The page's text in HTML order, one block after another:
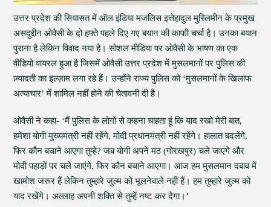
उत्तर प्रदेश की सियासत में ऑल इंडिया मजलिस इत्तेहादुल मुस्लिमीन के प्रमुख
असदुद्दीन ओवैसी के दो हफ्ते पहले दिए गए बयान की काफी चर्चा है। उनका बयान
पुराना है लेकिन विवाद नया है। सोशल मीडिया पर ओवैसी के भाषण का एक
वीडियो वायरल हुआ है जिसमें ओवैसी उत्तर प्रदेश में मुसलमानों पर पुलिस की
ज़्यादती का इल्ज़ाम लगा रहे हैं। उन्होंने राज्य पुलिस को ‘मुसलमानों के खिलाफ
अत्याचार’ में शामिल नहीं होने की चेतावनी दी है।
ओवैसी ने कहा- ‘मैं पुलिस के लोगों से कहना चाहता हूं कि याद रखो मेरी बात,
हमेशा योगी मुख्यमंत्री नहीं रहेंगे, मोदी प्रधानमंत्री नहीं रहेंगे। हालात बदलेंगे,
फिर कौन बचाने आएगा तुम्हे? जब योगी अपने मठ (गोरखपुर) चले जाएंगे और
मोदी पहाड़ों पर चले जाएंगे, फिर कौन बचाने आएगा। आज हम मुसलमान दबाव में
खामोश जरूर हैं लेकिन तुम्हारे जुल्म को भूलनेवाले नहीं हैं। हम तुम्हारे जुल्म को
याद रखेंगे। अल्लाह अपनी शक्ति से तुम्हें नष्ट कर देगा।’